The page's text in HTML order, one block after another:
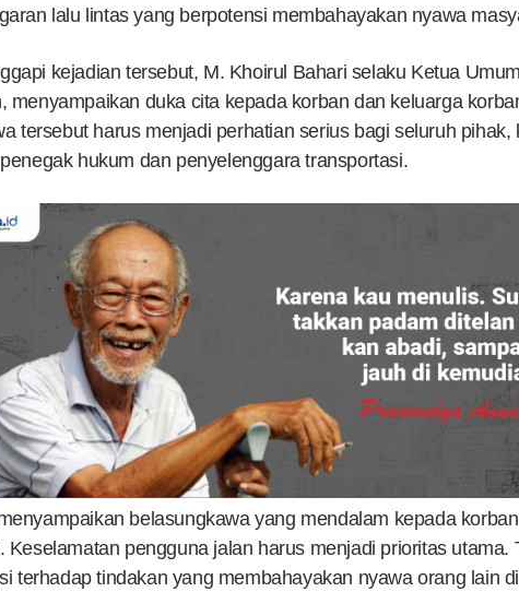
lalu lintas yang berpotensi membahayakan nyawa
kejadian tersebut, M. Khoirul Bahari selaku Ketua
menyampaikan duka cita kepada korban dan keluarga
tersebut harus menjadi perhatian serius bagi seluruh pihak,
hukum dan penyelenggara transportasi.
belasungkawa yang mendalam kepada
Keselamatan pengguna jalan harus menjadi prioritas utama.
terhadap tindakan yang membahayakan nyawa orang lain